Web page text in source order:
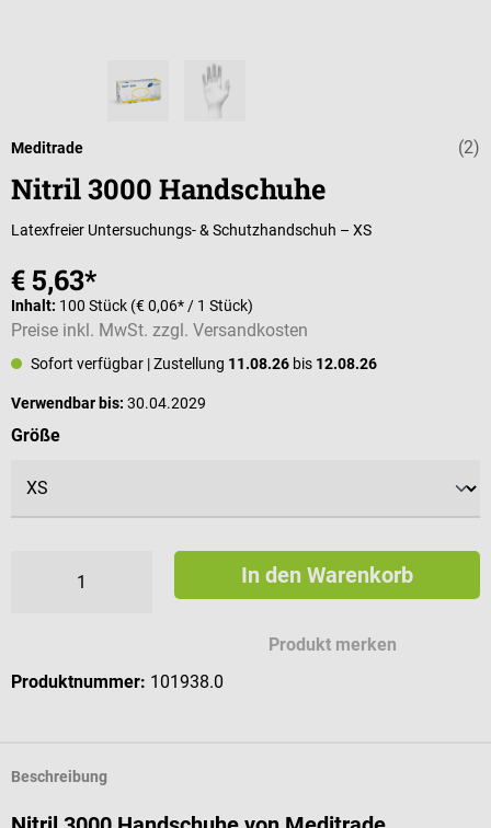
(2)
Meditrade
Nitril 3000 Handschuhe
Latexfreier Untersuchungs- & Schutzhandschuh – XS
€ 5,63*
Inhalt: 100 Stück (€ 0,06* / 1 Stück)
Preise inkl. MwSt. zzgl. Versandkosten
Sofort verfügbar | Zustellung 11.08.26 bis 12.08.26
Verwendbar bis: 30.04.2029
Größeauswählen
In den Warenkorb
Produkt merken
Produktnummer: 101938.0
Beschreibung